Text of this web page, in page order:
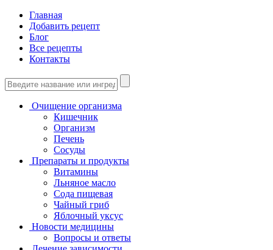
Главная
Добавить рецепт
Блог
Все рецепты
Контакты
Очищение организма
Кишечник
Организм
Печень
Сосуды
Препараты и продукты
Витамины
Льняное масло
Сода пищевая
Чайный гриб
Яблочный уксус
Новости медицины
Вопросы и ответы